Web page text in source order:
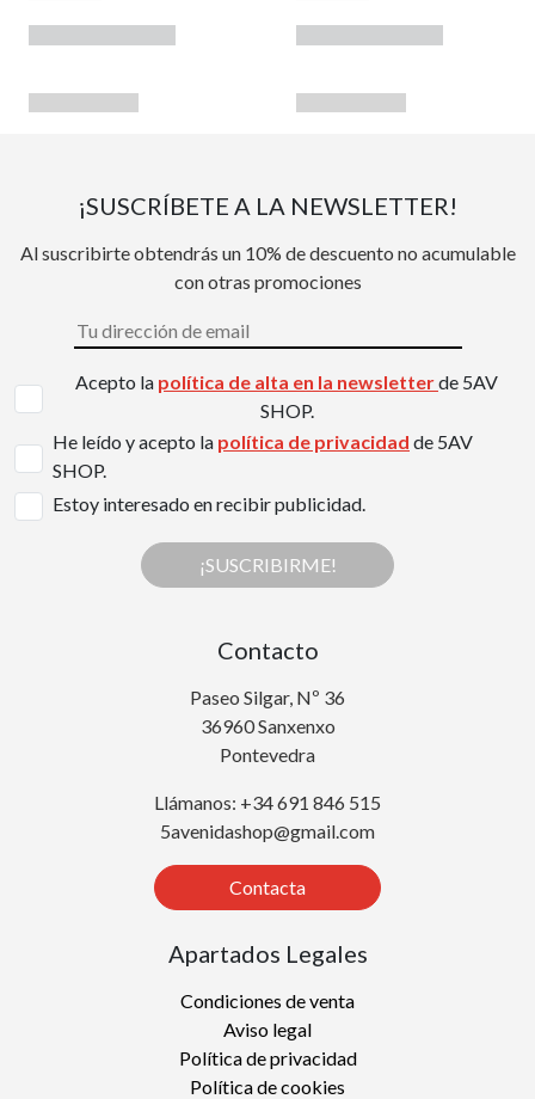
¡SUSCRÍBETE A LA NEWSLETTER!
Al suscribirte obtendrás un 10% de descuento no acumulable
con otras promociones
Acepto la política de alta en la newsletterde 5AV
SHOP.
He leído y acepto la política de privacidad de 5AV
SHOP.
Estoy interesado en recibir publicidad.
¡SUSCRIBIRME!
Contacto
Paseo Silgar, Nº 36
36960 Sanxenxo
Pontevedra
Llámanos: +34 691 846 515
5avenidashop@gmail.com
Contacta
Apartados Legales
Condiciones de venta
Aviso legal
Política de privacidad
Política de cookies